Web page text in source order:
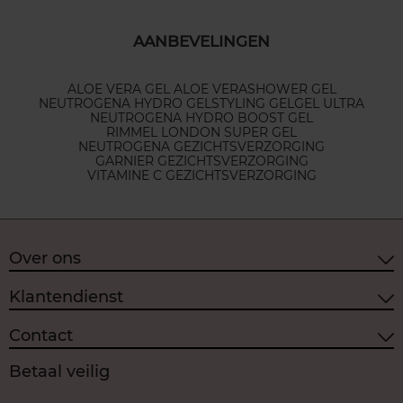
AANBEVELINGEN
ALOE VERA GEL ALOE VERASHOWER GEL
NEUTROGENA HYDRO GELSTYLING GELGEL ULTRA
NEUTROGENA HYDRO BOOST GEL
RIMMEL LONDON SUPER GEL
NEUTROGENA GEZICHTSVERZORGING
GARNIER GEZICHTSVERZORGING
VITAMINE C GEZICHTSVERZORGING
Over ons
Klantendienst
Contact
Betaal veilig